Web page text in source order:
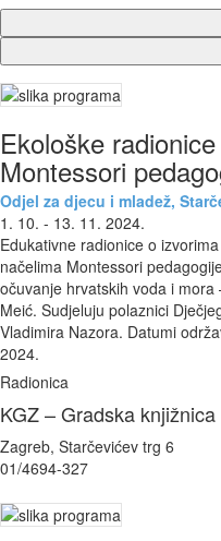
Ekološke
Montessori
Odjel za djecu i mladež,
1. 10. - 13. 11. 2024.
Edukativne radionice o
načelima Montessori
očuvanje hrvatskih voda i
Meić. Sudjeluju polaznici
Vladimira Nazora. Datumi
2024.
Radionica
KGZ – Gradska knjižnica
Zagreb, Starčevićev trg 6
01/4694-327